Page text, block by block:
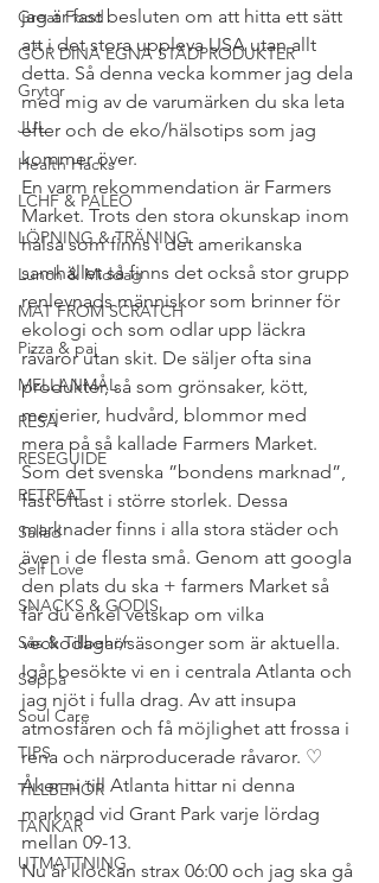
Great Food
GÖR DINA EGNA STÄDPRODUKTER
Grytor
JUL
Health Hacks
LCHF & PALEO
LÖPNING & TRÄNING
Lunch & Middag
MAT FROM SCRATCH
Pizza & paj
MELLANMÅL
RESA
RESEGUIDE
RETREAT
Sallad
Self Love
SNACKS & GODIS
Sås & Tillbehör
Soppa
Soul Care
TIPS
TILLBEHÖR
TANKAR
UTMATTNING
jag är fast besluten om att hitta ett sätt
att i det stora uppleva USA utan allt
detta. Så denna vecka kommer jag dela
med mig av de varumärken du ska leta
efter och de eko/hälsotips som jag
kommer över.
En varm rekommendation är Farmers
Market. Trots den stora okunskap inom
hälsa som finns i det amerikanska
samhället så finns det också stor grupp
renlevnads människor som brinner för
ekologi och som odlar upp läckra
råvaror utan skit. De säljer ofta sina
produkter, så som grönsaker, kött,
merjerier, hudvård, blommor med
mera på så kallade Farmers Market.
Som det svenska ”bondens marknad”,
fast oftast i större storlek. Dessa
marknader finns i alla stora städer och
även i de flesta små. Genom att googla
den plats du ska + farmers Market så
får du enkel vetskap om vilka
veckodagar/säsonger som är aktuella.
Igår besökte vi en i centrala Atlanta och
jag njöt i fulla drag. Av att insupa
atmosfären och få möjlighet att frossa i
rena och närproducerade råvaror. ♡
Åker ni till Atlanta hittar ni denna
marknad vid Grant Park varje lördag
mellan 09-13.
Nu är klockan strax 06:00 och jag ska gå